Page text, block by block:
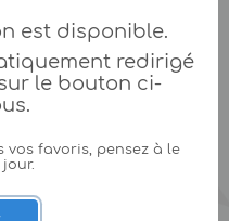
est disponible.
redirigé
le bouton ci-
vos favoris, pensez à le